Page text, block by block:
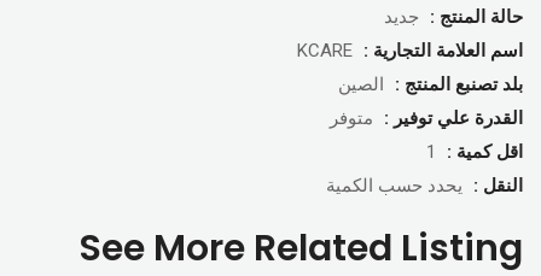
حالة المنتج :
جديد
اسم العلامة التجارية : KCARE
بلد تصنبع المنتج :
الصين
القدرة علي توفير :
متوفر
اقل كمية :
1
النقل :
يحدد حسب الكمية
See More Related Listing